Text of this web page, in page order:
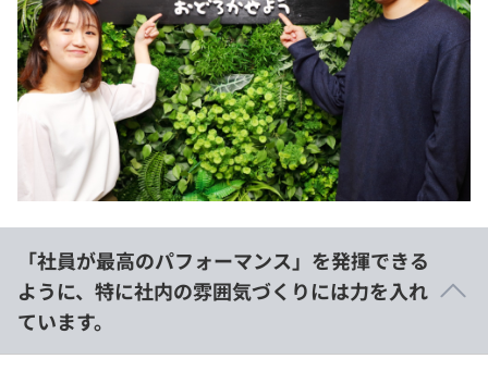
「社員が最高のパフォーマンス」を発揮できる
ように、特に社内の雰囲気づくりには力を入れ
ています。